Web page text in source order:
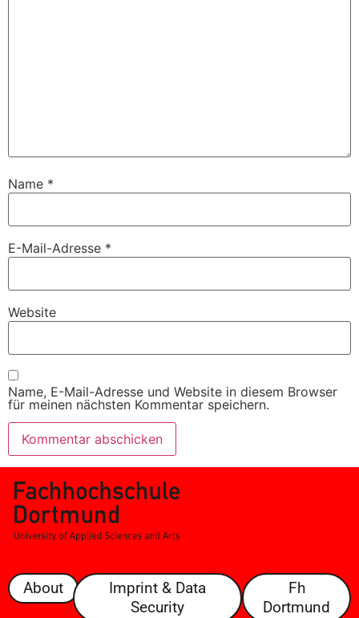
Name *
E-Mail-Adresse *
Website
Name, E-Mail-Adresse und Website in diesem Browser
für meinen nächsten Kommentar speichern.
About
Imprint & Data
Security
Fh
Dortmund